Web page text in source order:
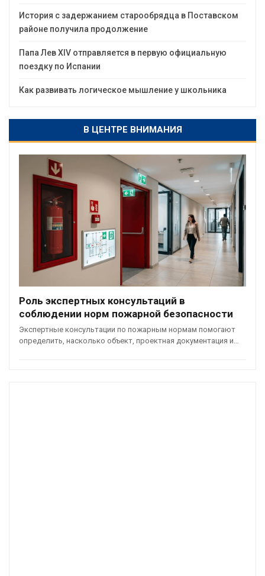
История с задержанием старообрядца в Поставском
районе получила продолжение
Папа Лев XIV отправляется в первую официальную
поездку по Испании
Как развивать логическое мышление у школьника
В ЦЕНТРЕ ВНИМАНИЯ
Роль экспертных консультаций в
соблюдении норм пожарной безопасности
Экспертные консультации по пожарным нормам помогают
определить, насколько объект, проектная документация и…